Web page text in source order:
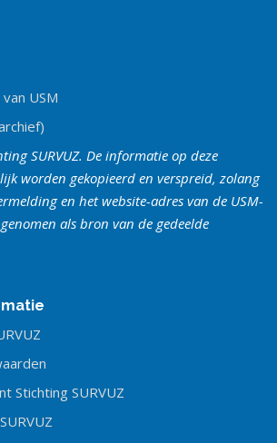
USM
SURVUZ. De informatie op deze
worden gekopieerd en verspreid, zolang
en het website-adres van de USM-
als bron van de gedeelde
Stichting SURVUZ